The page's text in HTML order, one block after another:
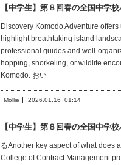
【中学生】第８回春の全国中学
Discovery Komodo Adventure
highlight breathtaking island
professional guides and well-
hopping, snorkeling, or wildlife
Komodo. おい
Mollie 2026.01.16 01:14
【中学生】第８回春の全国中学
るAnother key aspect of what does
College of Contract Management